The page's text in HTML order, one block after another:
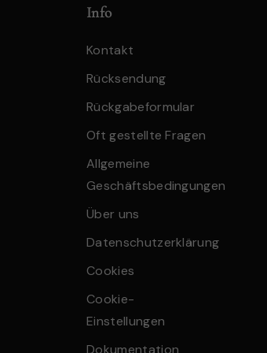
Info
Kontakt
Rücksendung
Rückgabeformular
Oft gestellte Fragen
Allgemeine
Geschäftsbedingungen
Über uns
Datenschutzerklärung
Cookies
Cookie-
Einstellungen
Dokumentation